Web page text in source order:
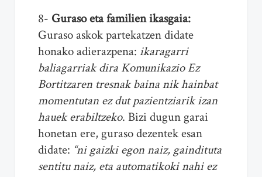
8- Guraso eta familien ikasgaia:
Guraso askok partekatzen didate
honako adierazpena: ikaragarri
baliagarriak dira Komunikazio Ez
Bortitzaren tresnak baina nik hainbat
momentutan ez dut pazientziarik izan
hauek erabiltzeko. Bizi dugun garai
honetan ere, guraso dezentek esan
didate: “ni gaizki egon naiz, gaindituta
sentitu naiz, eta automatikoki nahi ez